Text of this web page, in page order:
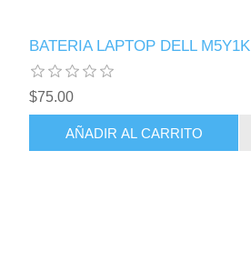
BATERIA LAPTOP DELL M5Y1K
$75.00
AÑADIR AL CARRITO